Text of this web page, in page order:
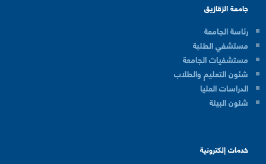
جامعة الزقازيق
رئاسة الجامعة
مستشفي الطلبة
مستشفيات الجامعة
شئون التعليم والطلاب
الدراسات العليا
شئون البيئة
خدمات إلكترونية